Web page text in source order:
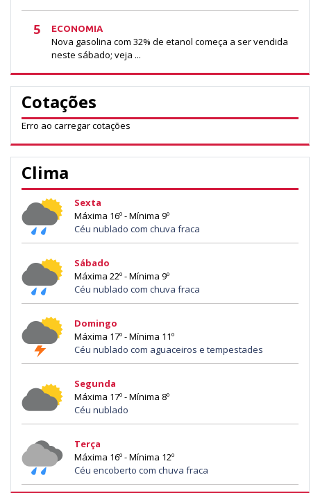
5 ECONOMIA
Nova gasolina com 32% de etanol começa a ser vendida
neste sábado; veja ...
Cotações
Erro ao carregar cotações
Clima
Sexta
Máxima 16º - Mínima 9º
Céu nublado com chuva fraca
Sábado
Máxima 22º - Mínima 9º
Céu nublado com chuva fraca
Domingo
Máxima 17º - Mínima 11º
Céu nublado com aguaceiros e tempestades
Segunda
Máxima 17º - Mínima 8º
Céu nublado
Terça
Máxima 16º - Mínima 12º
Céu encoberto com chuva fraca